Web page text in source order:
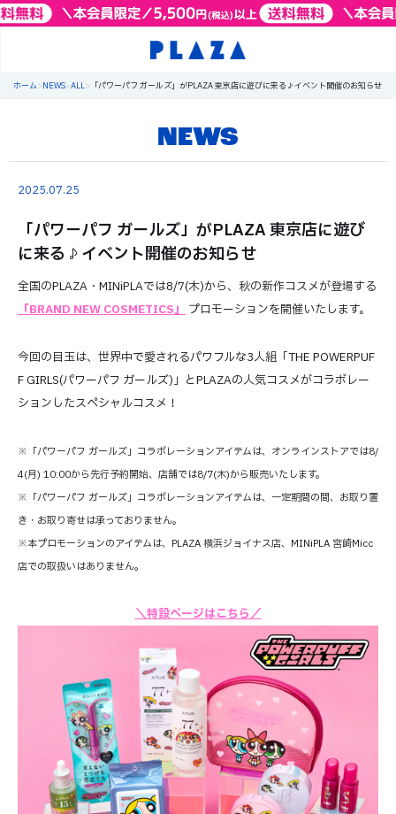
ホーム>NEWS>ALL> 「パワーパフ ガールズ」がPLAZA 東京店に遊びに来る♪イベント開催のお知らせ
NEWS
2025.07.25
「パワーパフ ガールズ」がPLAZA 東京店に遊び
に来る♪イベント開催のお知らせ
全国のPLAZA・MINiPLAでは8/7(木)から、秋の新作コスメが登場する
「BRAND NEW COSMETICS」 プロモーションを開催いたします。
今回の目玉は、世界中で愛されるパワフルな3人組「THE POWERPUF
F GIRLS(パワーパフ ガールズ)」とPLAZAの人気コスメがコラボレー
ションしたスペシャルコスメ！
※「パワーパフ ガールズ」コラボレーションアイテムは、オンラインストアでは8/
4(月) 10:00から先行予約開始、店舗では8/7(木)から販売いたします。
※「パワーパフ ガールズ」コラボレーションアイテムは、一定期間の間、お取り置
き・お取り寄せは承っておりません。
※本プロモーションのアイテムは、PLAZA 横浜ジョイナス店、MINiPLA 宮崎Micc
店での取扱いはありません。
＼特設ページはこちら／